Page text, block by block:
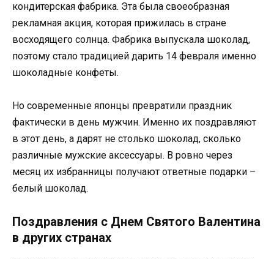
кондитерская фабрика. Эта была своеобразная
рекламная акция, которая прижилась в стране
восходящего солнца. Фабрика выпускала шоколад,
поэтому стало традицией дарить 14 февраля именно
шоколадные конфеты.
Но современные японцы превратили праздник
фактически в день мужчин. Именно их поздравляют
в этот день, а дарят не столько шоколад, сколько
различные мужские аксессуары. В ровно через
месяц их избранницы получают ответные подарки –
белый шоколад.
Поздравления с Днем Святого Валентина
в других странах